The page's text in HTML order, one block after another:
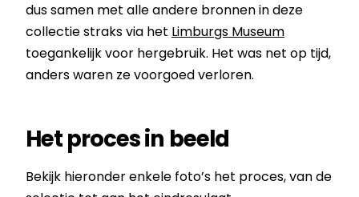
dus samen met alle andere bronnen in deze
collectie straks via het Limburgs Museum
toegankelijk voor hergebruik. Het was net op tijd,
anders waren ze voorgoed verloren.
Het proces in beeld
Bekijk hieronder enkele foto’s het proces, van de